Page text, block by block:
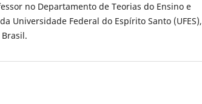
no Departamento de Teorias do Ensino e
Universidade Federal do Espírito Santo (UFES),